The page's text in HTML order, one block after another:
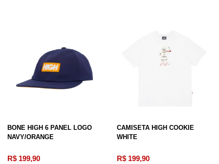
BONE HIGH 6 PANEL LOGO
NAVY/ORANGE
R$ 199,90
CAMISETA HIGH COOKIE
WHITE
R$ 199,90